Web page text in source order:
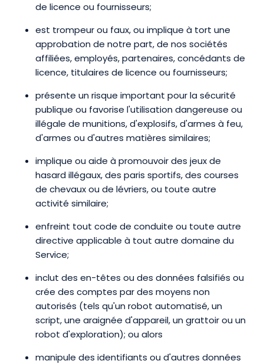
de licence ou fournisseurs;
est trompeur ou faux, ou implique à tort une
approbation de notre part, de nos sociétés
affiliées, employés, partenaires, concédants de
licence, titulaires de licence ou fournisseurs;
présente un risque important pour la sécurité
publique ou favorise l'utilisation dangereuse ou
illégale de munitions, d'explosifs, d'armes à feu,
d'armes ou d'autres matières similaires;
implique ou aide à promouvoir des jeux de
hasard illégaux, des paris sportifs, des courses
de chevaux ou de lévriers, ou toute autre
activité similaire;
enfreint tout code de conduite ou toute autre
directive applicable à tout autre domaine du
Service;
inclut des en-têtes ou des données falsifiés ou
crée des comptes par des moyens non
autorisés (tels qu'un robot automatisé, un
script, une araignée d'appareil, un grattoir ou un
robot d'exploration); ou alors
manipule des identifiants ou d'autres données